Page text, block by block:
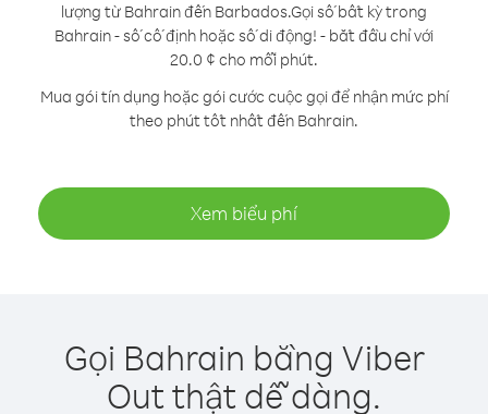
lượng từ Bahrain đến Barbados.Gọi số bất kỳ trong
Bahrain - số cố định hoặc số di động! - bắt đầu chỉ với
20.0 ¢ cho mỗi phút.
Mua gói tín dụng hoặc gói cước cuộc gọi để nhận mức phí
theo phút tốt nhất đến Bahrain.
Xem biểu phí
Gọi Bahrain bằng Viber
Out thật dễ dàng.